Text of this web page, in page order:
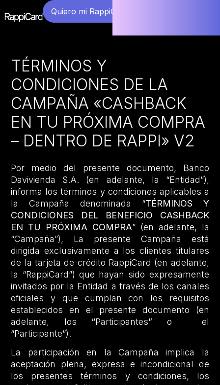
Quiero mi RappiCard
TÉRMINOS Y
CONDICIONES DE LA
CAMPAÑA «CASHBACK
EN TU PRÓXIMA COMPRA
– DENTRO DE RAPPI» V2
Por medio del presente documento, Banco
Davivienda S.A. (en adelante, la “Entidad”),
informa los términos y condiciones aplicables a
la Campaña denominada “TÉRMINOS Y
CONDICIONES DEL BENEFICIO CASHBACK
EN TU PRÓXIMA COMPRA” (en adelante, la
“Campaña”), La presente Campaña está
dirigida exclusivamente a los clientes titulares
de la tarjeta de crédito RappiCard (en adelante,
la “RappiCard”) que hayan sido expresamente
invitados por la Entidad a través de los canales
oficiales y que cumplan con los requisitos
establecidos en el presente documento (en
adelante, los “Participantes”o el
“Participante”).
La participación en la Campaña implica la
aceptación plena, expresa e incondicional de
los presentes términos y condiciones, los